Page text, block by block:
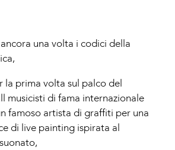
una volta i codici della
la prima volta sul palco del
musicisti di fama internazionale
famoso artista di graffiti per una
di live painting ispirata al